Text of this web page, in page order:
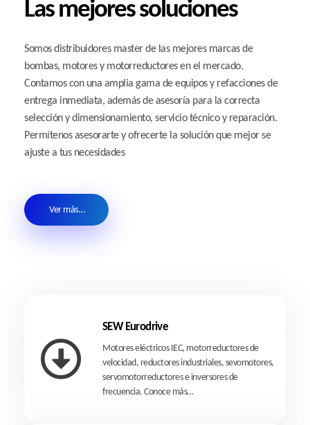
Las mejores soluciones
Somos distribuidores master de las mejores marcas de
bombas, motores y motorreductores en el mercado.
Contamos con una amplia gama de equipos y refacciones de
entrega inmediata, además de asesoría para la correcta
selección y dimensionamiento, servicio técnico y reparación.
Permítenos asesorarte y ofrecerte la solución que mejor se
ajuste a tus necesidades
Ver más...
SEW Eurodrive
Motores eléctricos IEC, motorreductores de
velocidad, reductores industriales, sevomotores,
servomotorreductores e inversores de
frecuencia.Conoce más…